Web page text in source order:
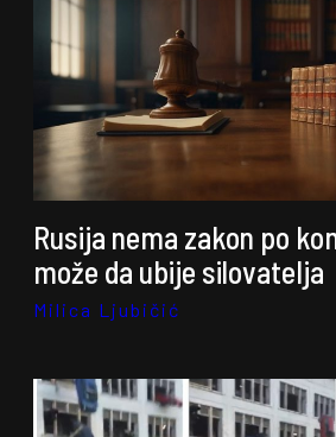
Rusija nema zakon po
može da ubije silovatelja
Milica Ljubičić